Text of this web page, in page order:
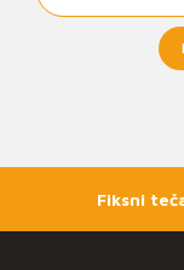
Fiksni